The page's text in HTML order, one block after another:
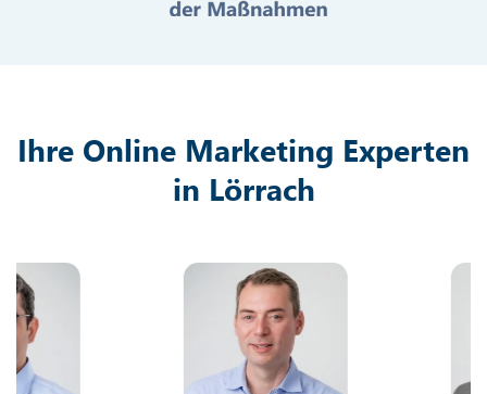
Ihre Online Marketing Experten
in Lörrach